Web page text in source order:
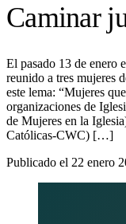
Caminar
El pasado 13 de enero
reunido a tres mujeres
este lema: “Mujeres
organizaciones de
de Mujeres en la
Católicas-CWC) […]
Publicado el 22 enero